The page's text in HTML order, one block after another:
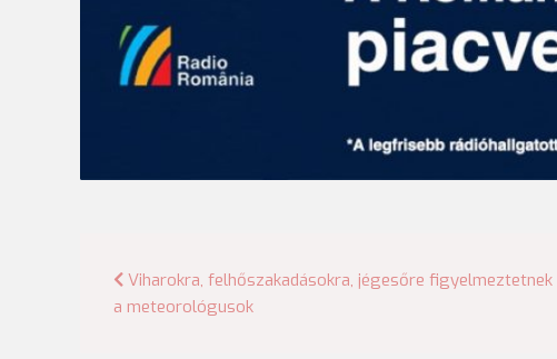
Bejegyzés
navigáció
Viharokra, felhőszakadásokra, jégesőre figyelmeztetnek
a meteorológusok